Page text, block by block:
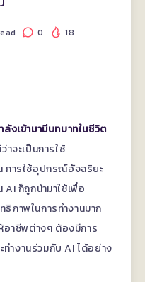
0 18
งเข้ามามีบทบาทในชีวิต
ว่าจะเป็นการใช้
การใช้อุปกรณ์อัจฉริยะ
ก็ถูกนำมาใช้เพื่อ
ภาพในการทำงานมาก
อาชีพต่างๆ ต้องมีการ
ำงานร่วมกับ AI ได้อย่าง